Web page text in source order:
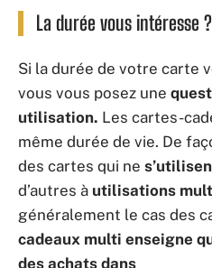
La durée vous intéresse ?
Si la durée de votre carte
vous vous posez une
utilisation. Les cartes-
même durée de vie. De
des cartes qui ne
d’autres à utilisations
généralement le cas des
cadeaux multi enseigne
des achats dans